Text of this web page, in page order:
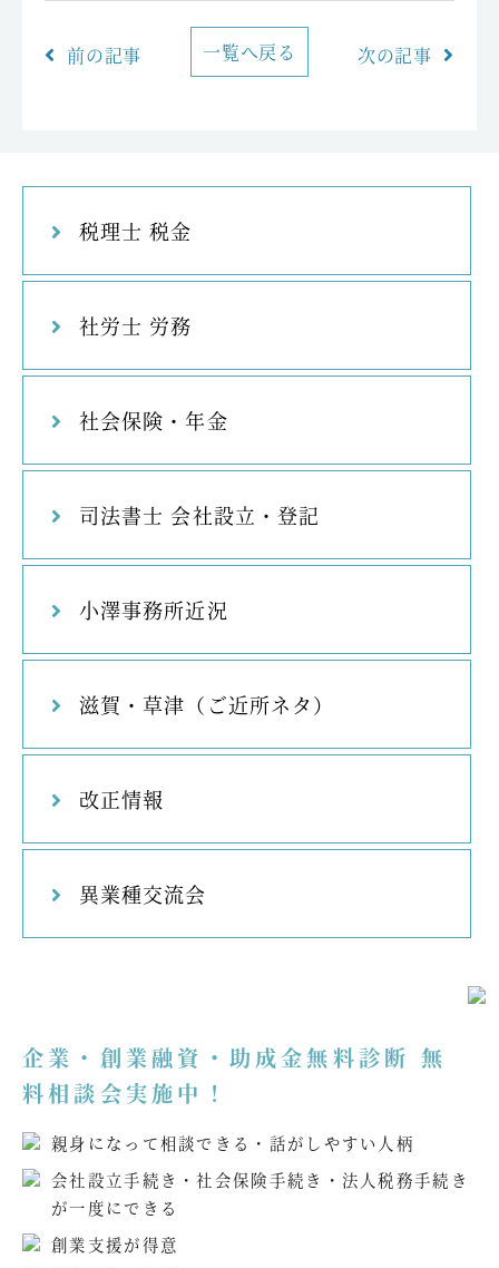
税理士 税金
社労士 労務
社会保険・年金
司法書士 会社設立・登記
小澤事務所近況
滋賀・草津（ご近所ネタ）
改正情報
異業種交流会
前の記事 一覧へ戻る 次の記事
企業・創業融資・助成金無料診断 無
料相談会実施中！
親身になって相談できる・話がしやすい人柄
会社設立手続き・社会保険手続き・法人税務手続き
が一度にできる
創業支援が得意